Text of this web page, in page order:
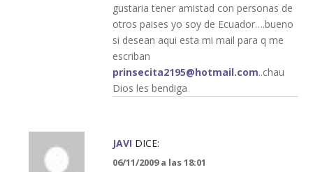
gustaria tener amistad con personas de
otros paises yo soy de Ecuador….bueno
si desean aqui esta mi mail para q me
escriban
prinsecita2195@hotmail.com..chau
Dios les bendiga
JAVI DICE:
06/11/2009 a las 18:01